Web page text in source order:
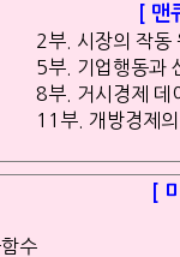
[ 맨
2부. 시장의 작동
5부. 기업행동과
8부. 거시경제 데
11부. 개방경제
[
수